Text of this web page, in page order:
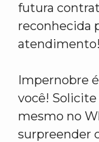
futura
reconhecida
atendimento!
Impernobre
você!
mesmo no
surpreender